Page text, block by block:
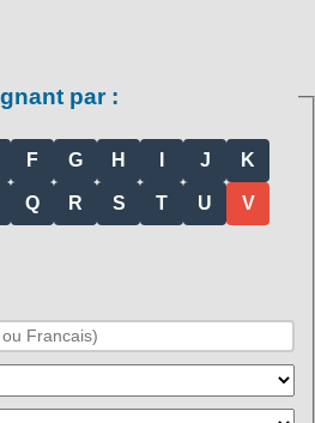
par :
F G H J K
Q R S T U V